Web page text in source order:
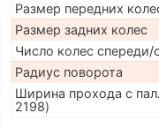
Размер передних
Размер задних колес
Число колес спереди/
Радиус поворота
Ширина прохода с
2198)